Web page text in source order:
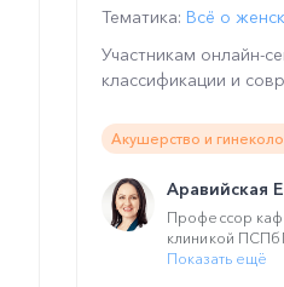
Тематика: Всё о
Участникам онлайн-
классификации и
Акушерство и
Аравийская
Профессор
клиникой
Показать ещё